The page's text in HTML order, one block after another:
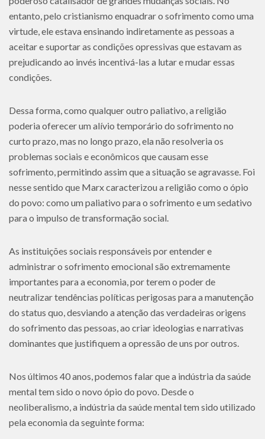
entanto, pelo cristianismo enquadrar o sofrimento como uma
virtude, ele estava ensinando indiretamente as pessoas a
aceitar e suportar as condições opressivas que estavam as
prejudicando ao invés incentivá-las a lutar e mudar essas
condições.
Dessa forma, como qualquer outro paliativo, a religião
poderia oferecer um alívio temporário do sofrimento no
curto prazo, mas no longo prazo, ela não resolveria os
problemas sociais e econômicos que causam esse
sofrimento, permitindo assim que a situação se agravasse. Foi
nesse sentido que Marx caracterizou a religião como o ópio
do povo: como um paliativo para o sofrimento e um sedativo
para o impulso de transformação social.
As instituições sociais responsáveis por entender e
administrar o sofrimento emocional são extremamente
importantes para a economia, por terem o poder de
neutralizar tendências políticas perigosas para a manutenção
do status quo, desviando a atenção das verdadeiras origens
do sofrimento das pessoas, ao criar ideologias e narrativas
dominantes que justifiquem a opressão de uns por outros.
Nos últimos 40 anos, podemos falar que a indústria da saúde
mental tem sido o novo ópio do povo. Desde o
neoliberalismo, a indústria da saúde mental tem sido utilizado
pela economia da seguinte forma: